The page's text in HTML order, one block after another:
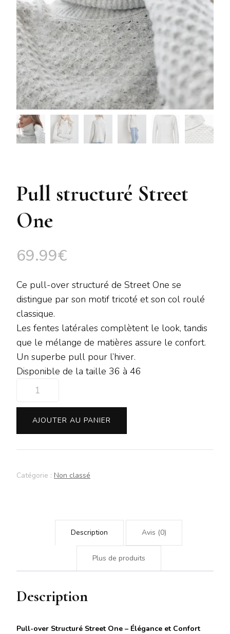
Pull structuré Street
One
69.99€
Ce pull-over structuré de Street One se
distingue par son motif tricoté et son col roulé
classique.
Les fentes latérales complètent le look, tandis
que le mélange de matières assure le confort.
Un superbe pull pour l’hiver.
Disponible de la taille 36 à 46
quantité
AJOUTER AU PANIER
Catégorie : Non classé
Description Avis (0)
Plus de produits
Description
Pull-over Structuré Street One – Élégance et Confort